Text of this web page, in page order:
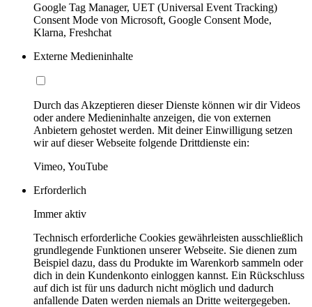
Google Tag Manager, UET (Universal Event Tracking)
Consent Mode von Microsoft, Google Consent Mode,
Klarna, Freshchat
Externe Medieninhalte
Durch das Akzeptieren dieser Dienste können wir dir Videos
oder andere Medieninhalte anzeigen, die von externen
Anbietern gehostet werden. Mit deiner Einwilligung setzen
wir auf dieser Webseite folgende Drittdienste ein:
Vimeo, YouTube
Erforderlich
Immer aktiv
Technisch erforderliche Cookies gewährleisten ausschließlich
grundlegende Funktionen unserer Webseite. Sie dienen zum
Beispiel dazu, dass du Produkte im Warenkorb sammeln oder
dich in dein Kundenkonto einloggen kannst. Ein Rückschluss
auf dich ist für uns dadurch nicht möglich und dadurch
anfallende Daten werden niemals an Dritte weitergegeben.